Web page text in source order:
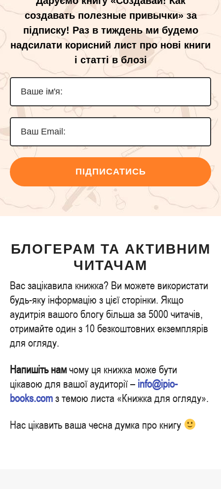
ПІДПИСАТИСЬ
создавать полезные привычки» за
підписку! Раз в тиждень ми будемо
надсилати корисний лист про нові книги
і статті в блозі
БЛОГЕРАМ ТА АКТИВНИМ
ЧИТАЧАМ
Вас зацікавила книжка? Ви можете використати
будь-яку інформацію з цієї сторінки. Якщо
аудитрія вашого блогу більша за 5000 читачів,
отримайте один з 10 безкоштовних екземплярів
для огляду.
Напишіть намчому ця книжка може бути
цікавою для вашої аудиторії – info@ipio-
books.comз темою листа «Книжка для огляду».
Нас цікавить ваша чесна думка про книгу